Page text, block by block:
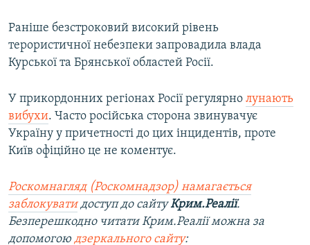
Раніше безстроковий високий рівень
терористичної небезпеки запровадила влада
Курської та Брянської областей Росії.
У прикордонних регіонах Росії регулярно лунають
вибухи. Часто російська сторона звинувачує
Україну у причетності до цих інцидентів, проте
Київ офіційно це не коментує.
Роскомнагляд (Роскомнадзор) намагається
заблокуватидоступ до сайтуКрим.Реалії.
Безперешкодно читати Крим.Реалії можна за
допомогою дзеркального сайту: